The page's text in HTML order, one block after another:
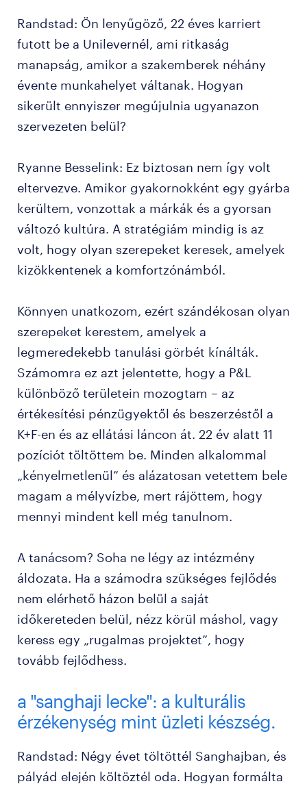
Randstad: Ön lenyűgöző, 22 éves karriert
futott be a Unilevernél, ami ritkaság
manapság, amikor a szakemberek néhány
évente munkahelyet váltanak. Hogyan
sikerült ennyiszer megújulnia ugyanazon
szervezeten belül?
Ryanne Besselink: Ez biztosan nem így volt
eltervezve. Amikor gyakornokként egy gyárba
kerültem, vonzottak a márkák és a gyorsan
változó kultúra. A stratégiám mindig is az
volt, hogy olyan szerepeket keresek, amelyek
kizökkentenek a komfortzónámból.
Könnyen unatkozom, ezért szándékosan olyan
szerepeket kerestem, amelyek a
legmeredekebb tanulási görbét kínálták.
Számomra ez azt jelentette, hogy a P&L
különböző területein mozogtam – az
értékesítési pénzügyektől és beszerzéstől a
K+F-en és az ellátási láncon át. 22 év alatt 11
pozíciót töltöttem be. Minden alkalommal
„kényelmetlenül” és alázatosan vetettem bele
magam a mélyvízbe, mert rájöttem, hogy
mennyi mindent kell még tanulnom.
A tanácsom? Soha ne légy az intézmény
áldozata. Ha a számodra szükséges fejlődés
nem elérhető házon belül a saját
időkereteden belül, nézz körül máshol, vagy
keress egy „rugalmas projektet”, hogy
tovább fejlődhess.
a "sanghaji lecke": a kulturális
érzékenység mint üzleti készség.
Randstad: Négy évet töltöttél Sanghajban, és
pályád elején költöztél oda. Hogyan formálta